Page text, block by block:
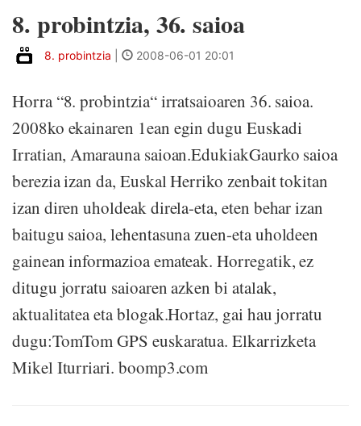
8. probintzia, 36. saioa
8. probintzia 2008-06-01 20:01
Horra “8. probintzia“ irratsaioaren 36. saioa.
2008ko ekainaren 1ean egin dugu Euskadi
Irratian, Amarauna saioan.EdukiakGaurko saioa
berezia izan da, Euskal Herriko zenbait tokitan
izan diren uholdeak direla-eta, eten behar izan
baitugu saioa, lehentasuna zuen-eta uholdeen
gainean informazioa emateak. Horregatik, ez
ditugu jorratu saioaren azken bi atalak,
aktualitatea eta blogak.Hortaz, gai hau jorratu
dugu:TomTom GPS euskaratua. Elkarrizketa
Mikel Iturriari. boomp3.com